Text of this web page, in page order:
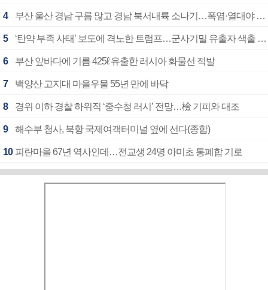
4 부산 울산 경남 구름 많고 경남 북서내륙 소나기…폭염·열대야 계속
5 ‘탄약 부족 사태’ 보도에 격노한 트럼프…군사기밀 유출자 색출 지시
6 부산 앞바다에 기름 425ℓ 유출한 러시아 화물선 적발
7 백양산 고지대 마을우물 55년 만에 바닥
8 경위 이하 경찰 하위직 ‘중수청 러시’ 전망…檢 기피와 대조
9 해수부 청사, 북항 국제여객터미널 옆에 선다(종합)
10 피란마을 67년 역사인데…전교생 24명 아미초 통폐합 기로